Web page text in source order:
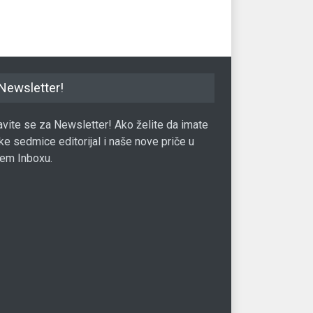
se za Newsletter! Ako želite da imate
sedmice editorijal i naše nove priče u
Inboxu.